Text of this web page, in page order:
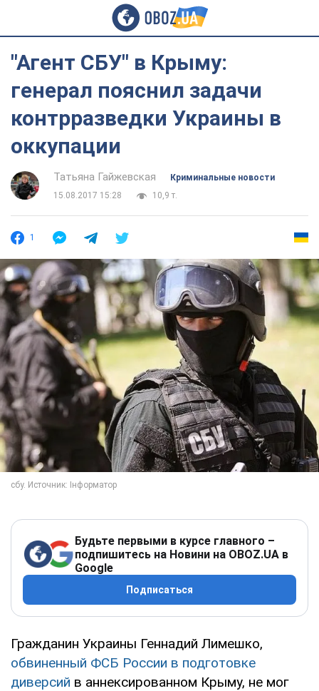
"Агент СБУ" в Крыму:
генерал пояснил задачи
контрразведки Украины в
оккупации
Татьяна Гайжевская
Криминальные новости
15.08.2017 15:28
10,9 т.
1
Будьте первыми в курсе главного –
подпишитесь на Новини на OBOZ.UA в
Google
Подписаться
Гражданин Украины Геннадий Лимешко,
обвиненный ФСБ России в подготовке
диверсий в аннексированном Крыму, не мог